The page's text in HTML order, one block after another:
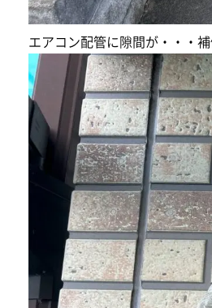
エアコン配管に隙間が・・・